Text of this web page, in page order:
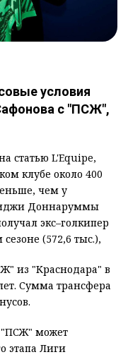
условия
с "ПСЖ",
статью L'Equipe,
клубе около 400
чем у
Доннаруммы
экс–голкипер
(572,6 тыс.),
из "Краснодара" в
Сумма трансфера
"ПСЖ" может
этапа Лиги